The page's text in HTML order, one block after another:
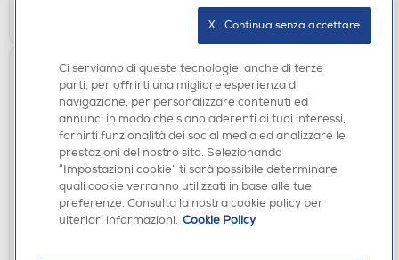
AGGIUNGI
ACCESSORI HOME ENTERTAINMENT
Ci serviamo di queste tecnologie, anche di terze
parti, per offrirti una migliore esperienza di
navigazione, per personalizzare contenuti ed
annunci in modo che siano aderenti ai tuoi interessi,
fornirti funzionalità dei social media ed analizzare le
prestazioni del nostro sito. Selezionando
“Impostazioni cookie” ti sarà possibile determinare
quali cookie verranno utilizzati in base alle tue
preferenze. Consulta la nostra cookie policy per
ulteriori informazioni. Cookie Policy
X   Continua senza accettare